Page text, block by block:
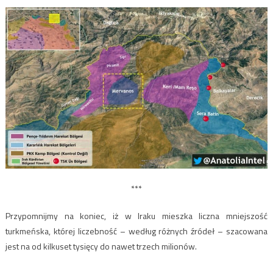
***
Przypomnijmy na koniec, iż w Iraku mieszka liczna mniejszość
turkmeńska, której liczebność – według różnych źródeł – szacowana
jest na od kilkuset tysięcy do nawet trzech milionów.